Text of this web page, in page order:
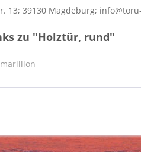
13; 39130 Magdeburg;
zu "Holztür, rund"